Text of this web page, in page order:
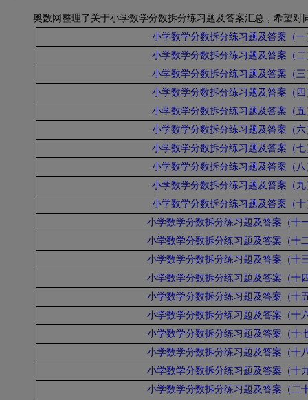
奥数网整理了关于小学数学分数拆分练习题及答案汇总，希望对
小学数学分数拆分练习题及答案（一
小学数学分数拆分练习题及答案（二
小学数学分数拆分练习题及答案（三
小学数学分数拆分练习题及答案（四
小学数学分数拆分练习题及答案（五
小学数学分数拆分练习题及答案（六
小学数学分数拆分练习题及答案（七
小学数学分数拆分练习题及答案（八
小学数学分数拆分练习题及答案（九
小学数学分数拆分练习题及答案（十
小学数学分数拆分练习题及答案（十
小学数学分数拆分练习题及答案（十
小学数学分数拆分练习题及答案（十
小学数学分数拆分练习题及答案（十
小学数学分数拆分练习题及答案（十
小学数学分数拆分练习题及答案（十
小学数学分数拆分练习题及答案（十
小学数学分数拆分练习题及答案（十
小学数学分数拆分练习题及答案（十
小学数学分数拆分练习题及答案（二